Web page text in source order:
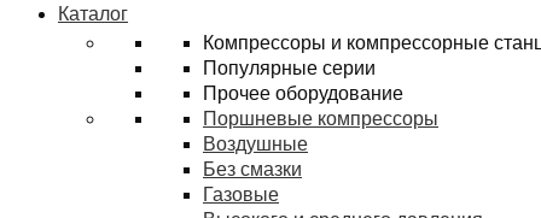
Каталог
Компрессоры и компрессорные
Популярные серии
Прочее оборудование
Поршневые компрессоры
Воздушные
Без смазки
Газовые